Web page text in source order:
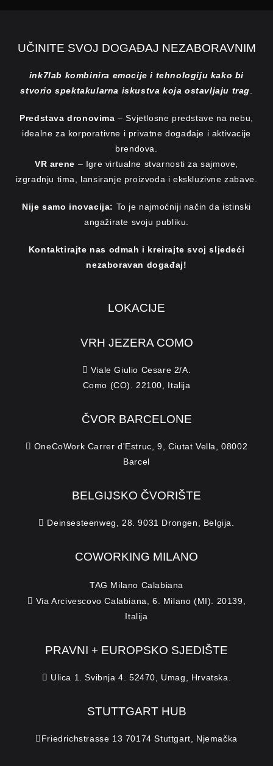
UČINITE SVOJ DOGAĐAJ NEZABORAVNIM
ink7lab kombinira emocije i tehnologiju kako bi
stvorio spektakularna iskustva koja ostavljaju trag
Predstava dronovima– Svjetlosne predstave na nebu,
idealne za korporativne i privatne događaje i aktivacije
brendova.
VR arene – Igre virtualne stvarnosti za sajmove,
izgradnju tima, lansiranje proizvoda i ekskluzivne zabave.
Nije samo inovacija: To je najmoćniji način da istinski
angažirate svoju publiku.
Kontaktirajte nas odmah i kreirajte svoj sljedeći
nezaboravan događaj!
LOKACIJE
VRH JEZERA COMO
Viale Giulio Cesare 2/A.
Como (CO). 22100, Italija
ČVOR BARCELONE
OneCoWork Carrer d'Estruc, 9, Ciutat Vella, 08002
Barcel
BELGIJSKO ČVORIŠTE
Deinsesteenweg, 28. 9031 Drongen, Belgija.
COWORKING MILANO
TAG Milano Calabiana
Via Arcivescovo Calabiana, 6. Milano (MI). 20139,
Italija
PRAVNI + EUROPSKO SJEDIŠTE
Ulica 1. Svibnja 4. 52470, Umag, Hrvatska.
STUTTGART HUB
Friedrichstrasse 13 70174 Stuttgart, Njemačka